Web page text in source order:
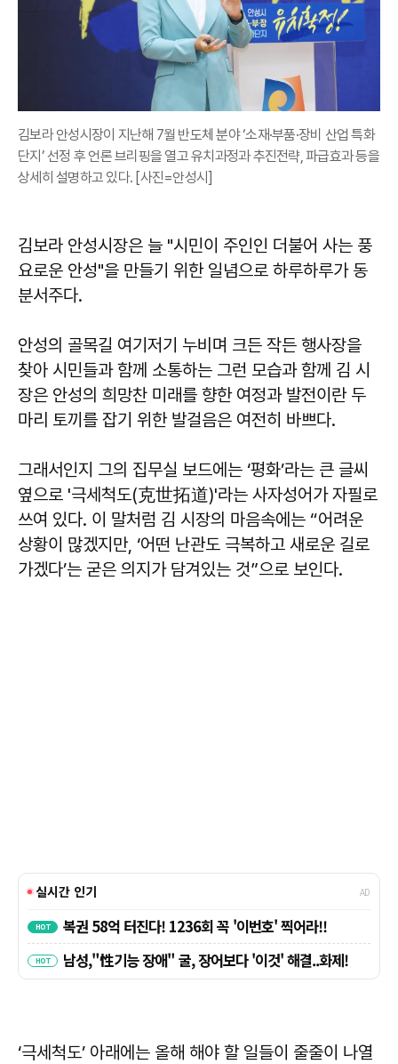
김보라 안성시장이 지난해 7월 반도체 분야 ‘소재·부품·장비 산업 특화
단지’ 선정 후 언론 브리핑을 열고 유치과정과 추진전략, 파급효과 등을
상세히 설명하고 있다. [사진=안성시]
김보라 안성시장은 늘 "시민이 주인인 더불어 사는 풍
요로운 안성"을 만들기 위한 일념으로 하루하루가 동
분서주다.
안성의 골목길 여기저기 누비며 크든 작든 행사장을
찾아 시민들과 함께 소통하는 그런 모습과 함께 김 시
장은 안성의 희망찬 미래를 향한 여정과 발전이란 두
마리 토끼를 잡기 위한 발걸음은 여전히 바쁘다.
그래서인지 그의 집무실 보드에는 ‘평화’라는 큰 글씨
옆으로 '극세척도(克世拓道)'라는 사자성어가 자필로
쓰여 있다. 이 말처럼 김 시장의 마음속에는 “어려운
상황이 많겠지만, ‘어떤 난관도 극복하고 새로운 길로
가겠다’는 굳은 의지가 담겨있는 것”으로 보인다.
‘극세척도’ 아래에는 올해 해야 할 일들이 줄줄이 나열